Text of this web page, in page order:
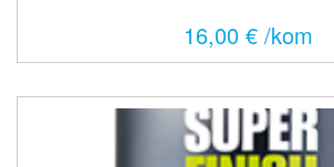
16,00 € /kom